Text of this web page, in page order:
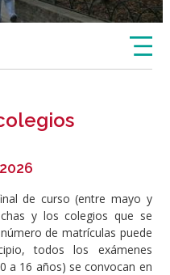
de curso (entre mayo y
y los colegios que se
de matrículas puede
todos los exámenes
a 16 años) se convocan en